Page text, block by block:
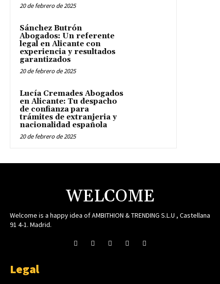
20 de febrero de 2025
Sánchez Butrón
Abogados: Un referente
legal en Alicante con
experiencia y resultados
garantizados
20 de febrero de 2025
Lucía Cremades Abogados
en Alicante: Tu despacho
de confianza para
trámites de extranjeria y
nacionalidad española
20 de febrero de 2025
WELCOME
Welcome is a happy idea of AMBITHION & TRENDING S.L.U , Castellana
91 4-1. Madrid.
Legal